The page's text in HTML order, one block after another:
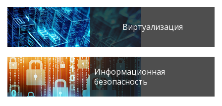
Виртуализация
Информационная
безопасность